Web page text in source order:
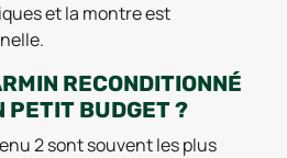
et la montre est
RECONDITIONNÉ
PETIT BUDGET ?
2 sont souvent les plus